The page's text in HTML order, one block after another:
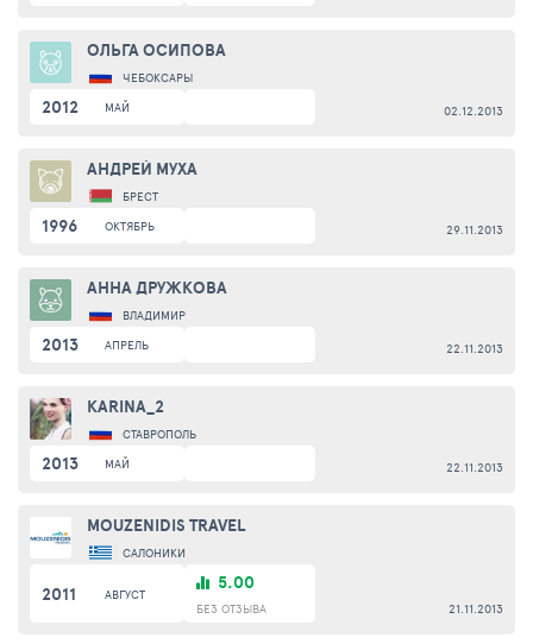
ОЛЬГА ОСИПОВА
ЧЕБОКСАРЫ
2012 МАЙ 02.12.2013
АНДРЕЙ МУХА
БРЕСТ
1996 ОКТЯБРЬ 29.11.2013
АННА ДРУЖКОВА
ВЛАДИМИР
2013 АПРЕЛЬ 22.11.2013
KARINA_2
СТАВРОПОЛЬ
2013 МАЙ 22.11.2013
MOUZENIDIS TRAVEL
САЛОНИКИ
2011 АВГУСТ 5.00
БЕЗ ОТЗЫВА 21.11.2013